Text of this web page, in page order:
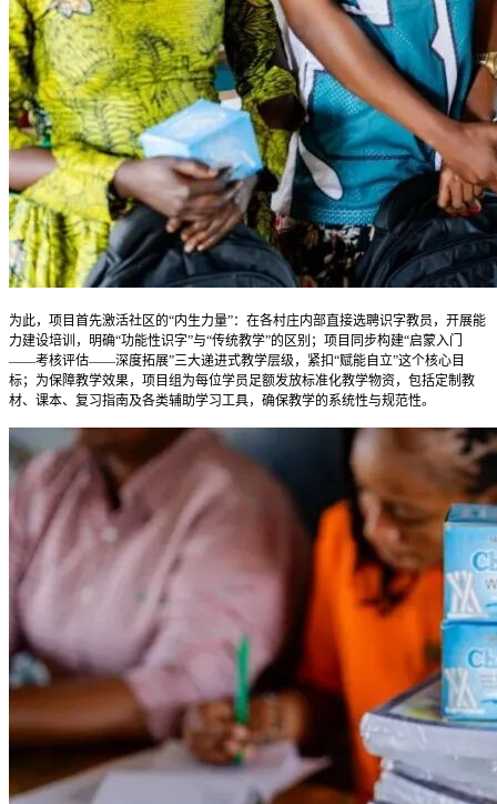
为此，项目首先激活社区的“内生力量”：在各村庄内部直接选聘识字教员，开展能
力建设培训，明确“功能性识字”与“传统教学”的区别；项目同步构建“启蒙入门
——考核评估——深度拓展”三大递进式教学层级，紧扣“赋能自立”这个核心目
标；为保障教学效果，项目组为每位学员足额发放标准化教学物资，包括定制教
材、课本、复习指南及各类辅助学习工具，确保教学的系统性与规范性。